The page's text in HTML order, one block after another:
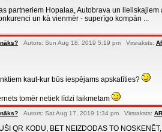
partneriem Hopalaa, Autobrava un
un kā vienmēr - superīgo kompān ...
Autors: Sun Aug 18, 2019 5:19 pm Virsraksts:
kaut-kur būs iespējams apskatīties?
tomēr netiek līdzi laikmetam
Autors: Sat Aug 17, 2019 1:34 pm Virsraksts:
QR KODU, BET NEIZDODAS TO